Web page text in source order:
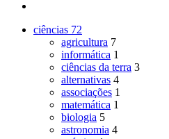
ciências 72
agricultura 7
informática 1
ciências da terra 3
alternativas 4
associações 1
matemática 1
biologia 5
astronomia 4